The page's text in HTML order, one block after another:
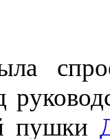
пушки